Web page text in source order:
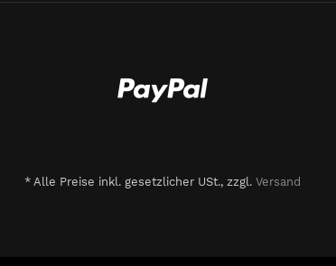
* Alle Preise inkl. gesetzlicher USt., zzgl. Versand